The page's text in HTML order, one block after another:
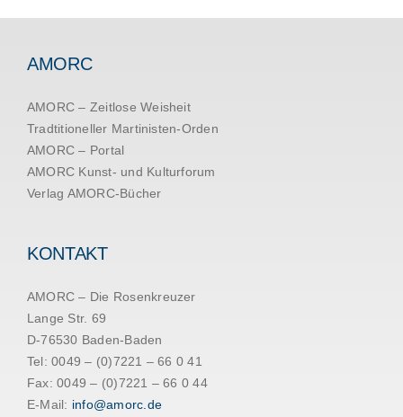
AMORC
AMORC – Zeitlose Weisheit
Tradtitioneller Martinisten-Orden
AMORC – Portal
AMORC Kunst- und Kulturforum
Verlag AMORC-Bücher
KONTAKT
AMORC – Die Rosenkreuzer
Lange Str. 69
D-76530 Baden-Baden
Tel: 0049 – (0)7221 – 66 0 41
Fax: 0049 – (0)7221 – 66 0 44
E-Mail: info@amorc.de